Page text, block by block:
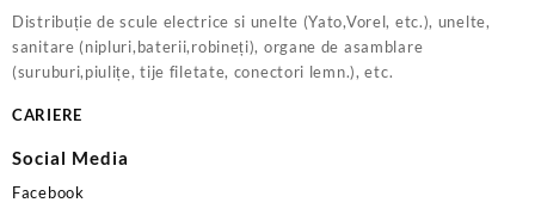
Distribuție de scule electrice si unelte (Yato,Vorel, etc.), unelte,
sanitare (nipluri,baterii,robineți), organe de asamblare
(suruburi,piulițe, tije filetate, conectori lemn.), etc.
CARIERE
Social Media
Facebook